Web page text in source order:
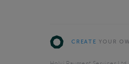
CREATE YOUR